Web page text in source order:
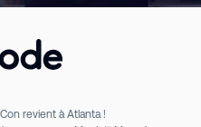
revient à Atlanta !